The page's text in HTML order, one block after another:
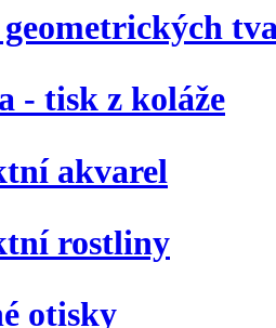
- tisk z koláže
akvarel
rostliny
otisky